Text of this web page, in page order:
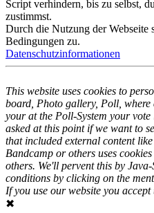
Script verhindern, bis zu selbst,
zustimmst.
Durch die Nutzung der Webseite
Bedingungen zu.
Datenschutzinformationen
This website uses cookies to
board, Photo gallery, Poll,
your at the Poll-System your
asked at this point if we want to
that included external content
Bandcamp or others uses
others. We'll pervent this by
conditions by clicking on the
If you use our website you accept
✖